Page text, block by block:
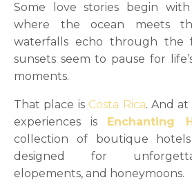
Some love stories begin
where the ocean meets
waterfalls echo through the
sunsets seem to pause for
moments.
That place is Costa Rica. And
experiences is Enchanting
collection of boutique
designed for
elopements, and honeymoons.